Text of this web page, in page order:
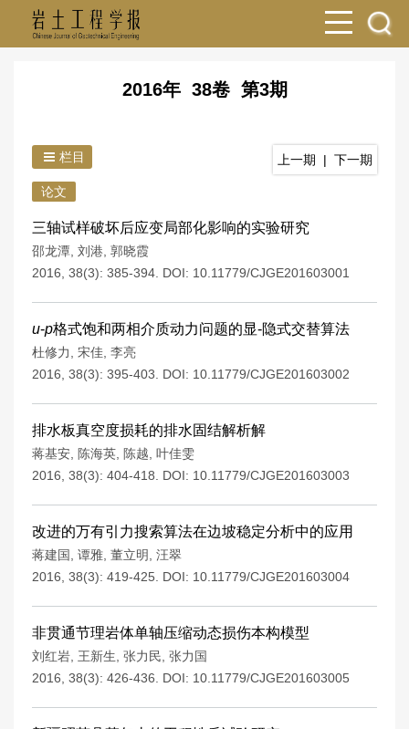
2016年 38卷 第3期
栏目 上一期 | 下一期
论文
三轴试样破坏后应变局部化影响的实验研究
邵龙潭 刘港 郭晓霞
2016, 38(3): 385-394. DOI: 10.11779/CJGE201603001
u-p格式饱和两相介质动力问题的显-隐式交替算法
杜修力 宋佳 李亮
2016, 38(3): 395-403.
DOI: 10.11779/CJGE201603002
排水板真空度损耗的排水固结解析解
蒋基安 陈海英 陈越 叶佳雯
2016, 38(3): 404-418.
DOI: 10.11779/CJGE201603003
改进的万有引力搜索算法在边坡稳定分析中的应用
蒋建国 谭雅 董立明
汪翠
2016, 38(3): 419-425.
DOI: 10.11779/CJGE201603004
非贯通节理岩体单轴压缩动态损伤本构模型
刘红岩 王新生 张力民 张力国
2016, 38(3): 426-436.
DOI: 10.11779/CJGE201603005